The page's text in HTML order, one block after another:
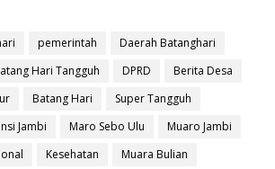
pemerintah
Daerah Batanghari
Hari Tangguh DPRD
Berita Desa
Batang Hari
Super Tangguh
Jambi Maro Sebo Ulu
Muaro Jambi
Kesehatan
Muara Bulian